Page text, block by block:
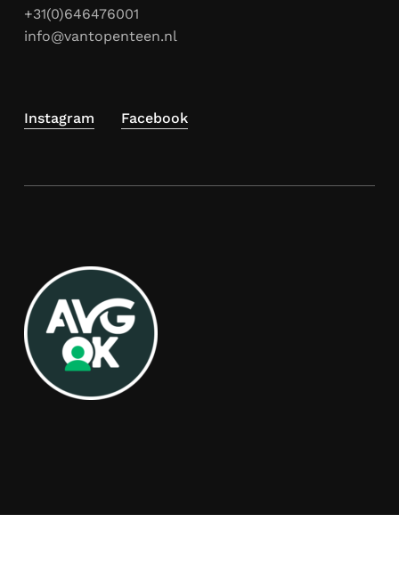
+31(0)646476001
info@vantopenteen.nl
Instagram Facebook